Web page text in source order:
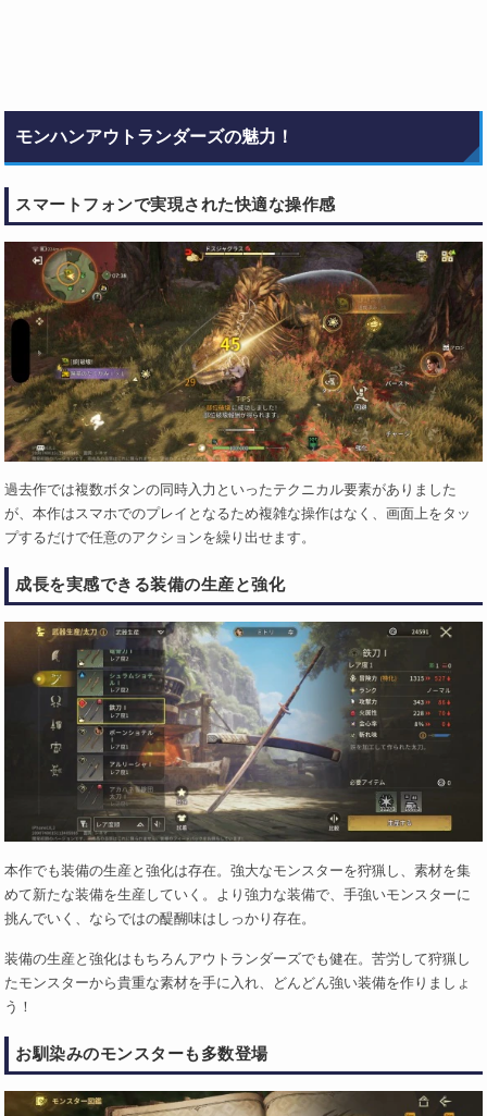
モンハンアウトランダーズの魅力！
スマートフォンで実現された快適な操作感
過去作では複数ボタンの同時入力といったテクニカル要素がありました
が、本作はスマホでのプレイとなるため複雑な操作はなく、画面上をタッ
プするだけで任意のアクションを繰り出せます。
成長を実感できる装備の生産と強化
本作でも装備の生産と強化は存在。強大なモンスターを狩猟し、素材を集
めて新たな装備を生産していく。より強力な装備で、手強いモンスターに
挑んでいく、ならではの醍醐味はしっかり存在。
装備の生産と強化はもちろんアウトランダーズでも健在。苦労して狩猟し
たモンスターから貴重な素材を手に入れ、どんどん強い装備を作りましょ
う！
お馴染みのモンスターも多数登場